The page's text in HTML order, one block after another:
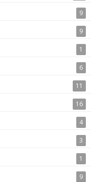
9
9
1
6
11
16
4
3
1
9